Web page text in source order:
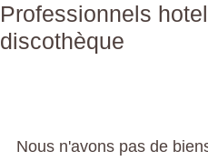
Professionnels
discothèque
Nous n'avons pas de